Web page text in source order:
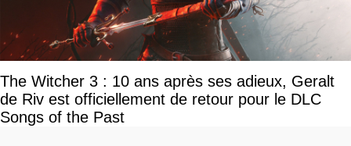
The Witcher 3 : 10 ans après ses adieux, Geralt
de Riv est officiellement de retour pour le DLC
Songs of the Past